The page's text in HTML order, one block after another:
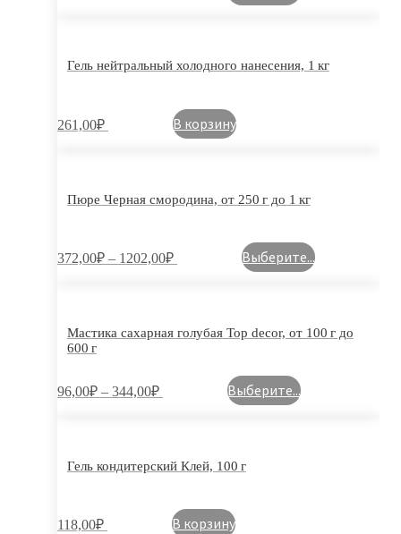
Гель нейтральный холодного нанесения, 1 кг
261,00₽ В корзину
Пюре Черная смородина, от 250 г до 1 кг
372,00₽ – 1202,00₽ Выберите...
Мастика сахарная голубая Top decor, от 100 г до
600 г
96,00₽ – 344,00₽ Выберите...
Гель кондитерский Клей, 100 г
118,00₽ В корзину